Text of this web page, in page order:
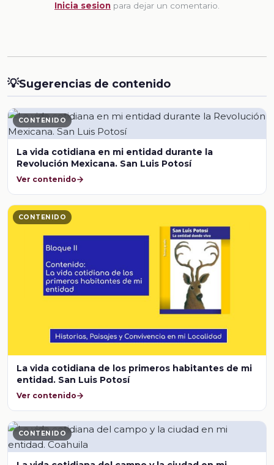
Inicia sesion para dejar un comentario.
💡Sugerencias de contenido
CONTENIDO
La vida cotidiana en mi entidad durante la
Revolución Mexicana. San Luis Potosí
Ver contenido
CONTENIDO
La vida cotidiana de los primeros habitantes de mi
entidad. San Luis Potosí
Ver contenido
CONTENIDO